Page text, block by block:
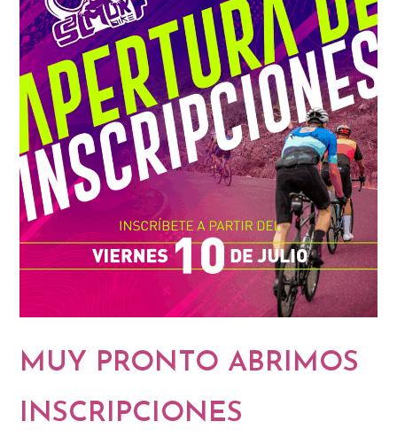
MUY PRONTO ABRIMOS
INSCRIPCIONES